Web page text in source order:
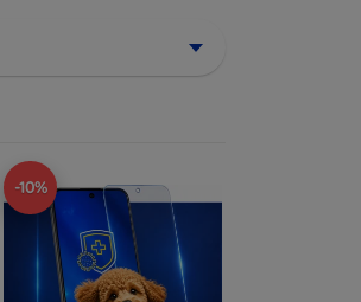
-10%